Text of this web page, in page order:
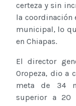
certeza y sin
la coordinación
municipal, lo
en Chiapas.
El director
Oropeza, dio a
meta de 34
superior a 20